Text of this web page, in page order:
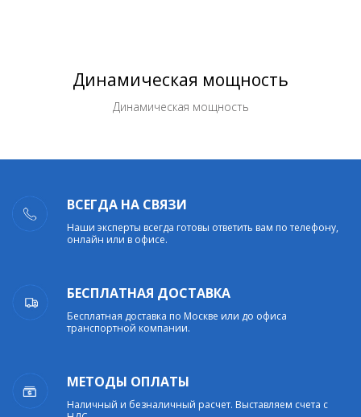
Динамическая мощность
Динамическая мощность
ВСЕГДА НА СВЯЗИ
Наши эксперты всегда готовы ответить вам по телефону,
онлайн или в офисе.
БЕСПЛАТНАЯ ДОСТАВКА
Бесплатная доставка по Москве или до офиса
транспортной компании.
МЕТОДЫ ОПЛАТЫ
Наличный и безналичный расчет. Выставляем счета с